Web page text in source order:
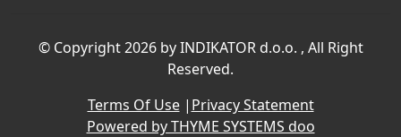
© Copyright 2026 by INDIKATOR d.o.o. , All Right
Reserved.
Terms Of Use| Privacy Statement
Powered by THYME SYSTEMS doo